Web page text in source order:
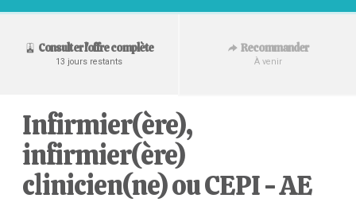
Consulter l'offre complète
13 jours restants
Recommander
À venir
Infirmier(ère),
infirmier(ère)
clinicien(ne) ou CEPI - AE